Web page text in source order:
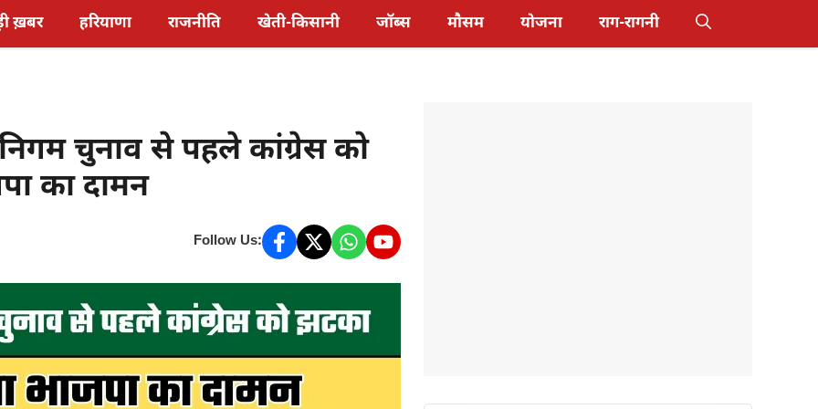
ख़बर हरियाणा राजनीति खेती-किसानी जॉब्स मौसम योजना राग-रागनी
चुनाव से पहले कांग्रेस को
का दामन
Follow Us: